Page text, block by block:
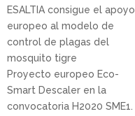
ESALTIA consigue el apoyo
europeo al modelo de
control de plagas del
mosquito tigre
Proyecto europeo Eco-
Smart Descaler en la
convocatoria H2020 SME1.